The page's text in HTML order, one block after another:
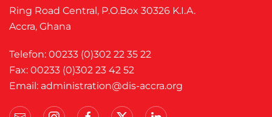
Ring Road Central, P.O.Box 30326 K.I.A.
Accra, Ghana
Telefon: 00233 (0)302 22 35 22
Fax: 00233 (0)302 23 42 52
Email: administration@dis-accra.org